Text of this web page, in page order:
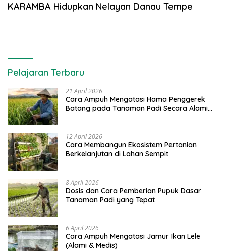
KARAMBA Hidupkan Nelayan Danau Tempe
Pelajaran Terbaru
21 April 2026
Cara Ampuh Mengatasi Hama Penggerek
Batang pada Tanaman Padi Secara Alami
12 April 2026
Cara Membangun Ekosistem Pertanian
Berkelanjutan di Lahan Sempit
8 April 2026
Dosis dan Cara Pemberian Pupuk Dasar
Tanaman Padi yang Tepat
6 April 2026
Cara Ampuh Mengatasi Jamur Ikan Lele
(Alami & Medis)